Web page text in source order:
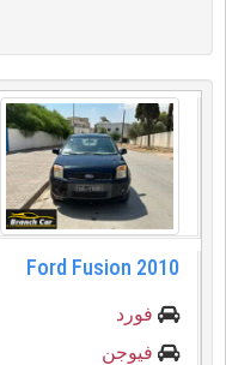
Ford Fusion 2010
فورد
فيوجن